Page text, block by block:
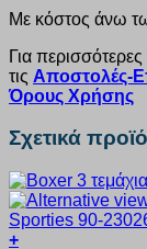
Με κόστος άνω
Για
τις Αποστολές-
Όρους Χρήσης
Σχετικά
+